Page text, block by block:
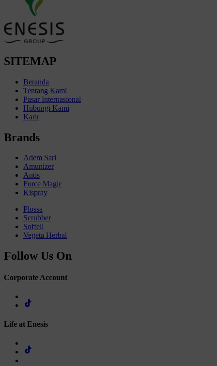
SITEMAP
Beranda
Tentang Kami
Pasar Internasional
Hubungi Kami
Karir
Brands
Adem Sari
Amunizer
Antis
Force Magic
Kispray
Plossa
Scrubber
Soffell
Vegeta Herbal
Follow Us On
Corporate Account
Life at Enesis